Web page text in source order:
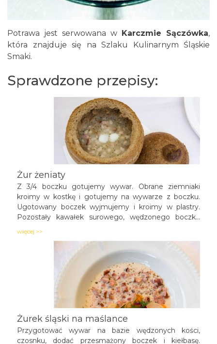
Potrawa jest serwowana w Karczmie Sączówka,
która znajduje się na Szlaku Kulinarnym Śląskie
Smaki.
Sprawdzone przepisy:
Żur żeniaty
Z 3/4 boczku gotujemy wywar. Obrane ziemniaki
kroimy w kostkę i gotujemy na wywarze z boczku.
Ugotowany boczek wyjmujemy i kroimy w plastry.
Pozostały kawałek surowego, wędzonego boczku
koniec pokrojoną w kostkę cebulę. Gdy ziemniaki będą
miękkie skwarki, tłuszcz i cebulę łączymy z zupą.
Wlewamy zakwas i doprowadzamy do wrzenia.
Dodajemy czosnek roztarty z solą. Przyprawiamy
cukrem, majerankiem i solą.
więcej >>
Żurek śląski na maślance
Przygotować wywar na bazie wędzonych kości,
czosnku, dodać przesmażony boczek i kiełbasę.